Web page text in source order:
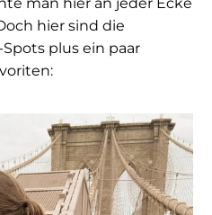
hier sind die
plus ein paar